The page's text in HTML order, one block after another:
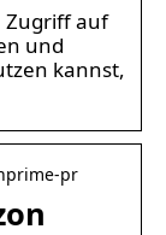
Zugriff auf
und
kannst,
pr